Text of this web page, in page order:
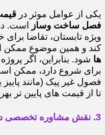
یکی از عوامل موثر در
فصل ساخت وساز
است.
ویژه تابستان، تقاضا
کند و همین موضوع ممکن
ها شود. بنابراین، اگر
برای شروع دارد، ممکن
فصول غیر پیک (مانند پاییز
تا از قیمت های پایین تر
3. نقش مشاوره تخصصی در انتخاب مصالح